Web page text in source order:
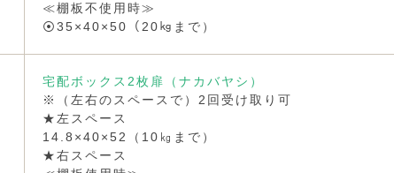
≪棚板不使用時≫
⦿35×40×50（20㎏まで）
宅配ボックス2枚扉（ナカバヤシ）
※（左右のスペースで）2回受け取り可
★左スペース
14.8×40×52（10㎏まで）
★右スペース